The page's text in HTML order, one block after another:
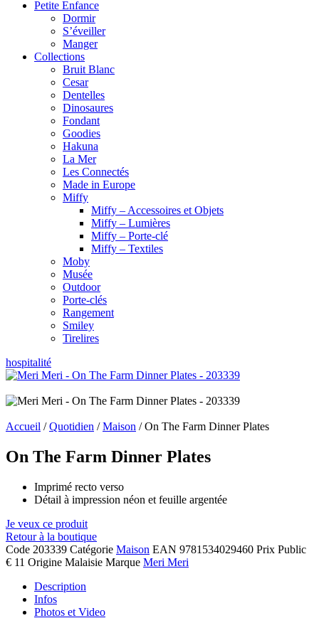
Petite Enfance
Dormir
S’éveiller
Manger
Collections
Bruit Blanc
Cesar
Dentelles
Dinosaures
Fondant
Goodies
Hakuna
La Mer
Les Connectés
Made in Europe
Miffy
Miffy – Accessoires et Objets
Miffy – Lumières
Miffy – Porte-clé
Miffy – Textiles
Moby
Musée
Outdoor
Porte-clés
Rangement
Smiley
Tirelires
hospitalité
Accueil /Quotidien /Maison / On The Farm Dinner Plates
On The Farm Dinner Plates
Imprimé recto verso
Détail à impression néon et feuille argentée
Je veux ce produit
Retour à la boutique
Code 203339 Catégorie Maison EAN 9781534029460 Prix Public
€ 11 Origine Malaisie Marque Meri Meri
Description
Infos
Photos et Video